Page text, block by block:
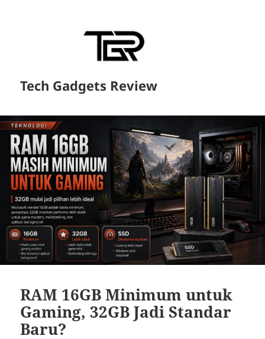
Tech Gadgets Review
RAM 16GB Minimum untuk
Gaming, 32GB Jadi Standar
Baru?